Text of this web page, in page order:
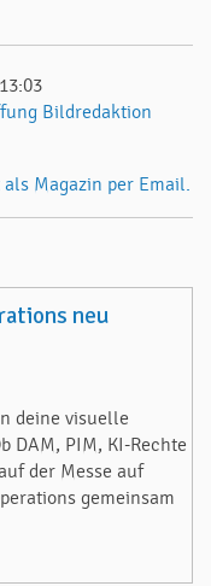
Bildredaktion
Magazin per Email.
neu
deine visuelle
DAM, PIM, KI-Rechte
der Messe auf
gemeinsam